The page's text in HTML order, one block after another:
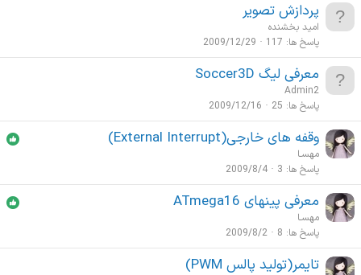
پردازش تصویر
امید بخشنده
پاسخ ها 117
2009/12/29
معرفی لیگ Soccer3D
Admin2
پاسخ ها 25
2009/12/16
وقفه های خارجی(External Interrupt)
مهسـا
پاسخ ها 3
2009/8/4
معرفی پینهای ATmega16
مهسـا
پاسخ ها 8
2009/8/2
تایمر(تولید پالس PWM)